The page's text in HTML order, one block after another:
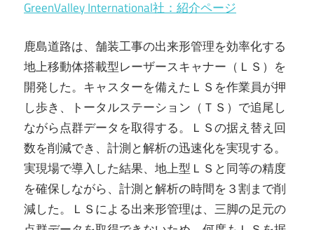
GreenValley International社：紹介ページ
鹿島道路は、舗装工事の出来形管理を効率化する
地上移動体搭載型レーザースキャナー（ＬＳ）を
開発した。キャスターを備えたＬＳを作業員が押
し歩き、トータルステーション（ＴＳ）で追尾し
ながら点群データを取得する。ＬＳの据え替え回
数を削減でき、計測と解析の迅速化を実現する。
実現場で導入した結果、地上型ＬＳと同等の精度
を確保しながら、計測と解析の時間を３割まで削
減した。ＬＳによる出来形管理は、三脚の足元の